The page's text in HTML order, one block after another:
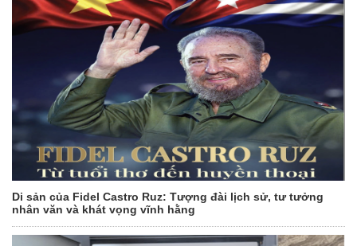
Di sản của Fidel Castro Ruz: Tượng đài lịch sử, tư tưởng
nhân văn và khát vọng vĩnh hằng